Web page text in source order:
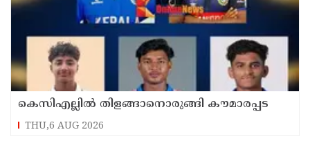
കെസിഎല്ലിൽ തിളങ്ങാനൊരുങ്ങി കൗമാരപ്പട
THU,6 AUG 2026